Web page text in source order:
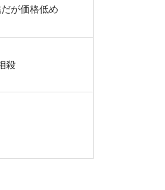
が価格低め
殺